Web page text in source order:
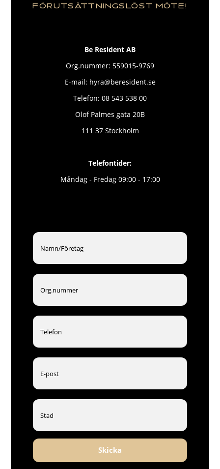
FÖRUTSÄTTNINGSLÖST MÖTE!
Be Resident AB
Org.nummer: 559015-9769
E-mail: hyra@beresident.se
Telefon: 08 543 538 00
Olof Palmes gata 20B
111 37 Stockholm
Telefontider:
Måndag - Fredag 09:00 - 17:00
Skicka